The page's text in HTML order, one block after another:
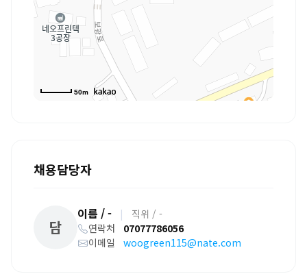
50m
채용담당자
담
이름 / - |
직위 / -
연락처 07077786056
이메일 woogreen115@nate.com